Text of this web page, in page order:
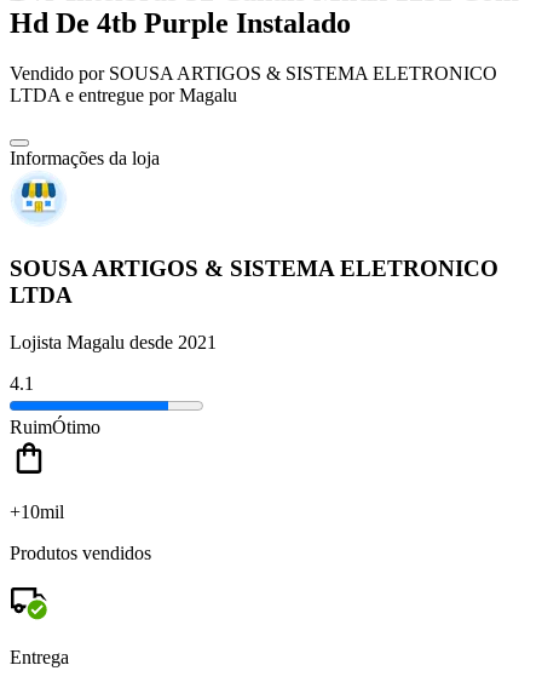
Hd De 4tb Purple Instalado
Vendido por SOUSA ARTIGOS & SISTEMA ELETRONICO
LTDAe entregue por Magalu
Informações da loja
SOUSA ARTIGOS & SISTEMA ELETRONICO
LTDA
Lojista Magalu desde 2021
4.1
RuimÓtimo
+10mil
Produtos vendidos
Entrega